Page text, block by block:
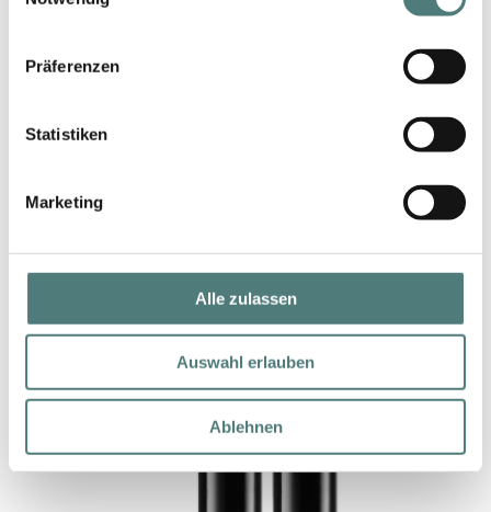
Präferenzen
Statistiken
Marketing
Alle zulassen
Auswahl erlauben
Ablehnen
Concealer